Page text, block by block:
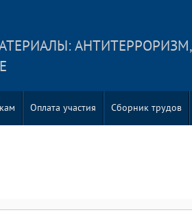
АНТИТЕРРОРИЗМ,
Оплата участия Сборник трудов